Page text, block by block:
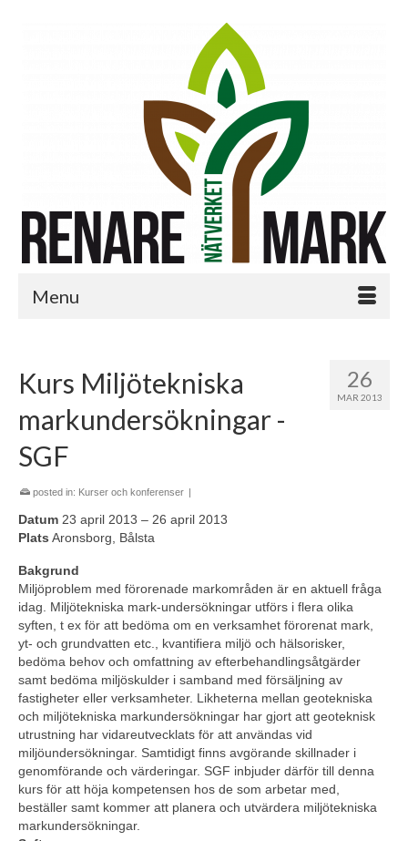
Menu
26
MAR 2013
Kurs Miljötekniska
markundersökningar -
SGF
posted in: Kurser och konferenser |
Datum 23 april 2013 – 26 april 2013
Plats Aronsborg, Bålsta
Bakgrund
Miljöproblem med förorenade markområden är en aktuell fråga
idag. Miljötekniska mark-undersökningar utförs i flera olika
syften, t ex för att bedöma om en verksamhet förorenat mark,
yt- och grundvatten etc., kvantifiera miljö och hälsorisker,
bedöma behov och omfattning av efterbehandlingsåtgärder
samt bedöma miljöskulder i samband med försäljning av
fastigheter eller verksamheter. Likheterna mellan geotekniska
och miljötekniska markundersökningar har gjort att geoteknisk
utrustning har vidareutvecklats för att användas vid
miljöundersökningar. Samtidigt finns avgörande skillnader i
genomförande och värderingar. SGF inbjuder därför till denna
kurs för att höja kompetensen hos de som arbetar med,
beställer samt kommer att planera och utvärdera miljötekniska
markundersökningar.